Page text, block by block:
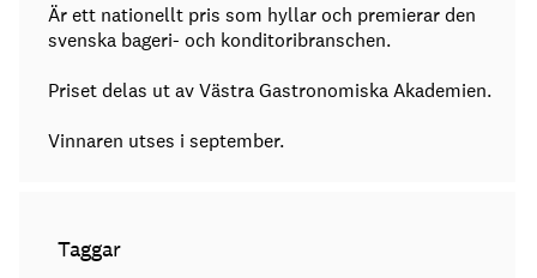
Är ett nationellt pris som hyllar och premierar den
svenska bageri- och konditoribranschen.
Priset delas ut av Västra Gastronomiska Akademien.
Vinnaren utses i september.
Taggar